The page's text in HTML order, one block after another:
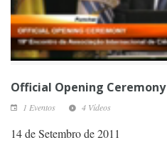
Official Opening Ceremony
1 Eventos 4 Vídeos
14 de Setembro de 2011